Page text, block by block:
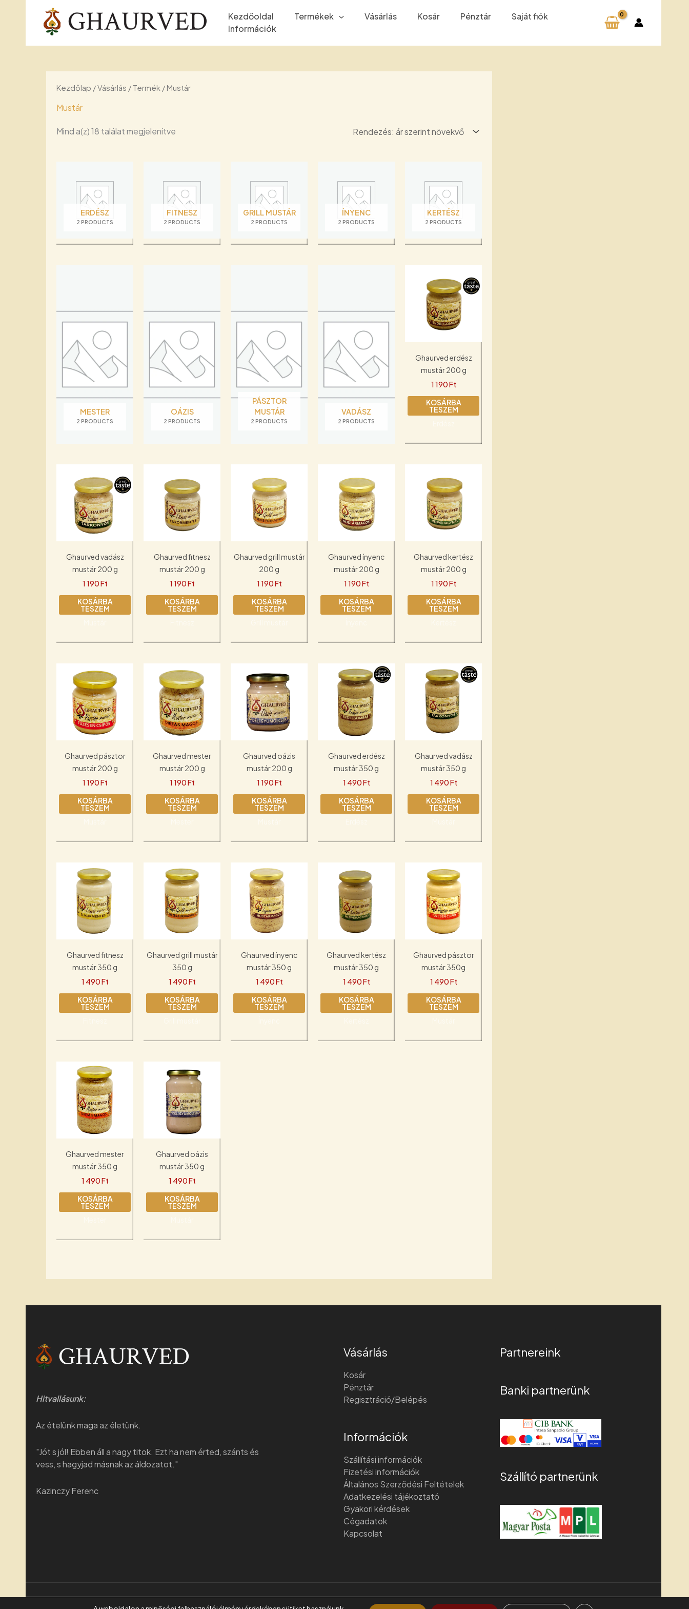
content
Kezdőoldal Termékek Vásárlás Kosár Pénztár
Saját fiók
Információk
Kezdőlap /Vásárlás / Termék / Mustár
Mustár
Mind a(z) 18 találat megjelenítve
ERDÉSZ
2 PRODUCTS
FITNESZ
2 PRODUCTS
GRILL MUSTÁR
2 PRODUCTS
ÍNYENC
2 PRODUCTS
KERTÉSZ
2 PRODUCTS
MESTER
2 PRODUCTS
OÁZIS
2 PRODUCTS
PÁSZTOR
MUSTÁR
2 PRODUCTS
VADÁSZ
2 PRODUCTS
Ghaurved erdész
mustár 200 g
1 190Ft
KOSÁRBA
TESZEM
Ghaurved vadász
mustár 200 g
1 190Ft
KOSÁRBA
TESZEM
Ghaurved fitnesz
mustár 200 g
1 190Ft
KOSÁRBA
TESZEM
Ghaurved grill mustár
200 g
1 190Ft
KOSÁRBA
TESZEM
Ghaurved ínyenc
mustár 200 g
1 190Ft
KOSÁRBA
TESZEM
Ghaurved kertész
mustár 200 g
1 190Ft
KOSÁRBA
TESZEM
Ghaurved pásztor
mustár 200 g
1 190Ft
KOSÁRBA
TESZEM
Ghaurved mester
mustár 200 g
1 190Ft
KOSÁRBA
TESZEM
Ghaurved oázis
mustár 200 g
1 190Ft
KOSÁRBA
TESZEM
Ghaurved erdész
mustár 350 g
1 490Ft
KOSÁRBA
TESZEM
Ghaurved vadász
mustár 350 g
1 490Ft
KOSÁRBA
TESZEM
Ghaurved fitnesz
mustár 350 g
1 490Ft
KOSÁRBA
TESZEM
Ghaurved grill mustár
350 g
1 490Ft
KOSÁRBA
TESZEM
Ghaurved ínyenc
mustár 350 g
1 490Ft
KOSÁRBA
TESZEM
Ghaurved kertész
mustár 350 g
1 490Ft
KOSÁRBA
TESZEM
Ghaurved pásztor
mustár 350g
1 490Ft
KOSÁRBA
TESZEM
Ghaurved mester
mustár 350 g
1 490Ft
KOSÁRBA
TESZEM
Ghaurved oázis
mustár 350 g
1 490Ft
KOSÁRBA
TESZEM
Hitvallásunk:
Az ételünk maga az életünk.
"Jót s jól! Ebben áll a nagy titok. Ezt ha nem érted, szánts és
vess, s hagyjad másnak az áldozatot."
Kazinczy Ferenc
Vásárlás
Kosár
Pénztár
Regisztráció/Belépés
Információk
Szállítási információk
Fizetési információk
Általános Szerződési Feltételek
Adatkezelési tájékoztató
Gyakori kérdések
Cégadatok
Kapcsolat
Partnereink
Banki partnerünk
Szállító partnerünk
COPYRIGHT © 2026 | VERECKEI